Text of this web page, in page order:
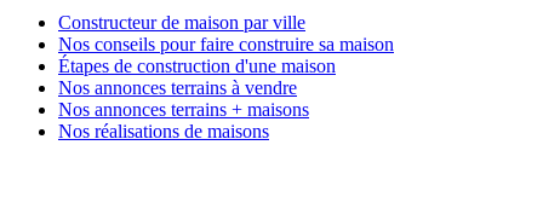
Constructeur de maison par ville
Nos conseils pour faire construire sa maison
Étapes de construction d'une maison
Nos annonces terrains à vendre
Nos annonces terrains + maisons
Nos réalisations de maisons